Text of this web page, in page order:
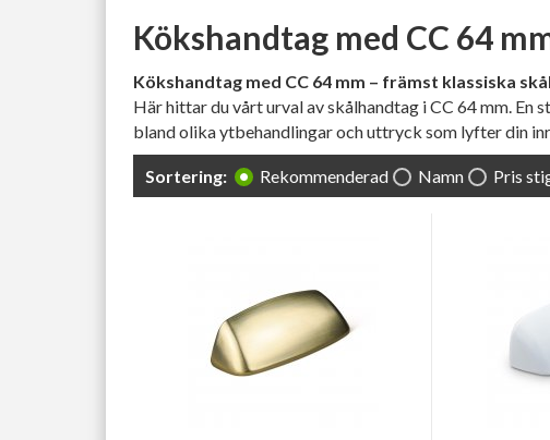
Kökshandtag med CC 64
Kökshandtag med CC 64 mm – främst klassiska
Här hittar du vårt urval av skålhandtag i CC 64 mm. En
bland olika ytbehandlingar och uttryck som lyfter din
Sortering: Rekommenderad Namn Pris